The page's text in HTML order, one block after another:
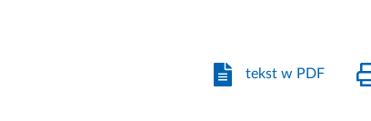
tekst w PDF